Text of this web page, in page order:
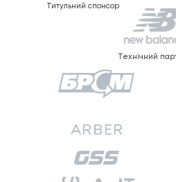
Титульний спонсор
Технічний